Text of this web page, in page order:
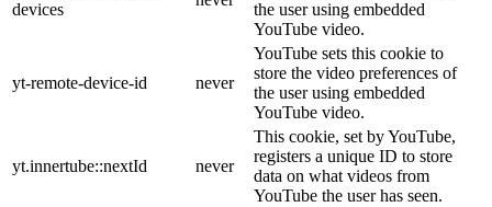
devices
the user using embedded
YouTube video.
yt-remote-device-id never
YouTube sets this cookie to
store the video preferences of
the user using embedded
YouTube video.
yt.innertube::nextId never
This cookie, set by YouTube,
registers a unique ID to store
data on what videos from
YouTube the user has seen.